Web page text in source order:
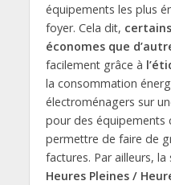
équipements les plus
foyer. Cela dit,
économes que
facilement grâce à
la consommation
électroménagers sur
pour des équipements
permettre de faire de
factures. Par ailleurs, la
Heures Pleines /